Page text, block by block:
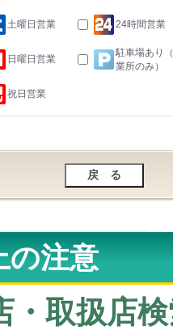
土曜日営業 24時間営業
日曜日営業
駐車場あり
業所のみ）
祝日営業
の注意
・取扱店